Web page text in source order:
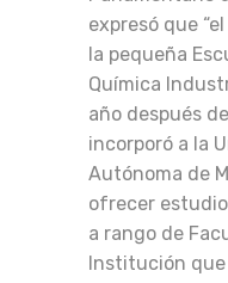
expresó que
la pequeña
Química
año después
incorporó a la
Autónoma de
ofrecer
a rango de
Institución